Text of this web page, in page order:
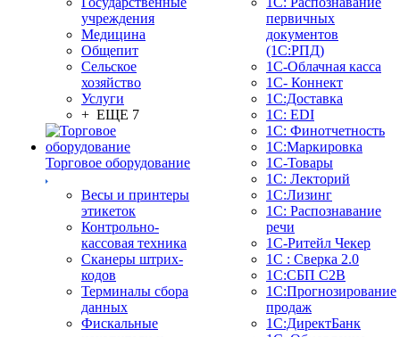
учреждения
Медицина
Общепит
Сельское
хозяйство
Услуги
+ ЕЩЕ 7
Торговое оборудование
Весы и принтеры
этикеток
Контрольно-
кассовая техника
Сканеры штрих-
кодов
Терминалы сбора
данных
Фискальные
первичных
документов
(1С:РПД)
1С-Облачная касса
1С- Коннект
1С:Доставка
1С: EDI
1С: Финотчетность
1С:Маркировка
1С-Товары
1С: Лекторий
1С:Лизинг
1С: Распознавание
речи
1C-Ритейл Чекер
1С : Сверка 2.0
1С:СБП C2B
1С:Прогнозирование
продаж
1С:ДиректБанк